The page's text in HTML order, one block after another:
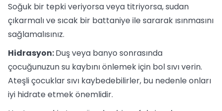
Soğuk bir tepki veriyorsa veya titriyorsa, sudan
çıkarmalı ve sıcak bir battaniye ile sararak ısınmasını
sağlamalısınız.
Hidrasyon:Duş veya banyo sonrasında
çocuğunuzun su kaybını önlemek için bol sıvı verin.
Ateşli çocuklar sıvı kaybedebilirler, bu nedenle onları
iyi hidrate etmek önemlidir.